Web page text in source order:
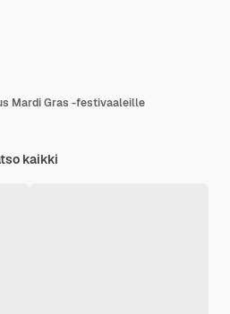
Mardi Gras -festivaaleille
kaikki